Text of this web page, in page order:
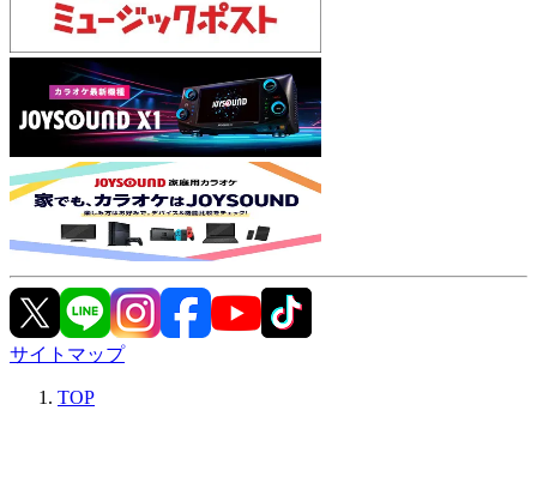
サイトマップ
TOP